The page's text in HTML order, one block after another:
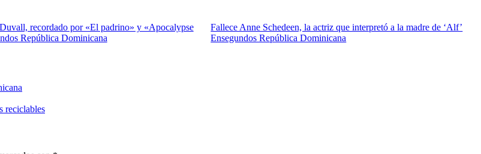
recordado por «El padrino» y «Apocalypse
República Dominicana
Fallece Anne Schedeen, la actriz que interpretó a la madre de ‘Alf’
Ensegundos República Dominicana
reciclables